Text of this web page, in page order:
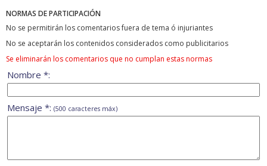
NORMAS DE PARTICIPACIÓN
No se permitirán los comentarios fuera de tema ó injuriantes
No se aceptarán los contenidos considerados como publicitarios
Se eliminarán los comentarios que no cumplan estas normas
Nombre *:
Mensaje *: (500 caracteres máx)